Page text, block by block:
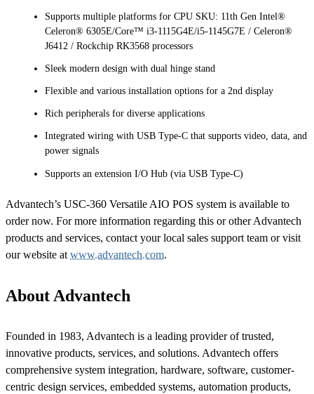
Supports multiple platforms for CPU SKU: 11th Gen Intel®
Celeron® 6305E/Core™ i3-1115G4E/i5-1145G7E / Celeron®
J6412 / Rockchip RK3568 processors
Sleek modern design with dual hinge stand
Flexible and various installation options for a 2nd display
Rich peripherals for diverse applications
Integrated wiring with USB Type-C that supports video, data, and
power signals
Supports an extension I/O Hub (via USB Type-C)
Advantech’s USC-360 Versatile AIO POS system is available to
order now. For more information regarding this or other Advantech
products and services, contact your local sales support team or visit
our website at www.advantech.com.
About Advantech
Founded in 1983, Advantech is a leading provider of trusted,
innovative products, services, and solutions. Advantech offers
comprehensive system integration, hardware, software, customer-
centric design services, embedded systems, automation products,